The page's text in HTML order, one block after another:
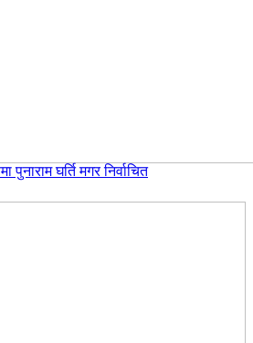
पुनाराम घर्ति मगर निर्वाचित